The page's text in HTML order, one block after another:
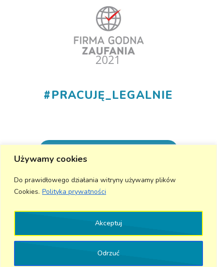
Używamy cookies
Do prawidłowego działania witryny używamy plików
Cookies. Polityka prywatności
Odrzuć
Akceptuj
#PRACUJĘ_LEGALNIE
+48 530 555 015
info@aktivmed24.pl